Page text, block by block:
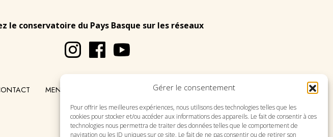
Gérer le consentement
Pour offrir les meilleures expériences, nous utilisons des technologies telles que les
cookies pour stocker et/ou accéder aux informations des appareils. Le fait de consentir à ces
technologies nous permettra de traiter des données telles que le comportement de
navigation ou les ID uniques sur ce site. Le fait de ne pas consentir ou de retirer son
le conservatoire du Pays Basque sur les réseaux
MENTIONS LÉGALES PLAN DU SITE